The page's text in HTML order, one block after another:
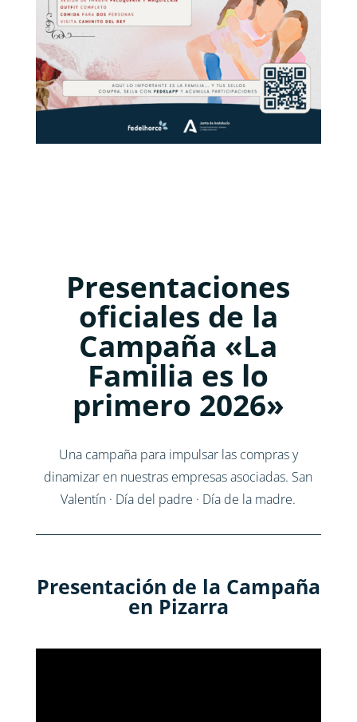
Presentaciones
oficiales de la
Campaña «La
Familia es lo
primero 2026»
Una campaña para impulsar las compras y
dinamizar en nuestras empresas asociadas. San
Valentín · Día del padre · Día de la madre.
Presentación de la Campaña
en Pizarra